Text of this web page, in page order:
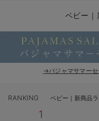
ベビー ブルマ
ベビー スカート
ベビー アウター
ベビー 雑貨 小物
ベビー安全グッズ
メモリアルグッズ
ベビーの動物なりきり特集
ベビー 夏のお役立ちグッズ特集
袴ロンパース特集
【アウトレット】パジャマ
【アウトレット】インナー
コットン素材
Tシャツブラ
ベビー
→パジャマサマーセ
RANKING ベビー｜新商品
1